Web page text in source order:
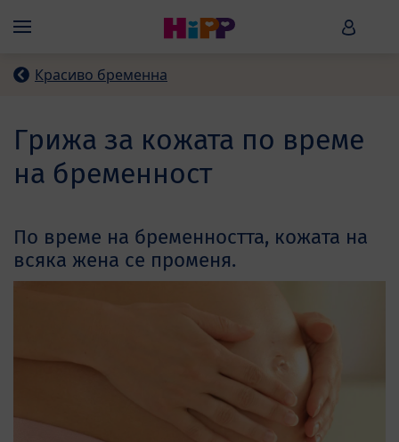
Menü HiPP
Красиво бременна
Грижа за кожата по време
на бременност
По време на бременността, кожата на
всяка жена се променя.